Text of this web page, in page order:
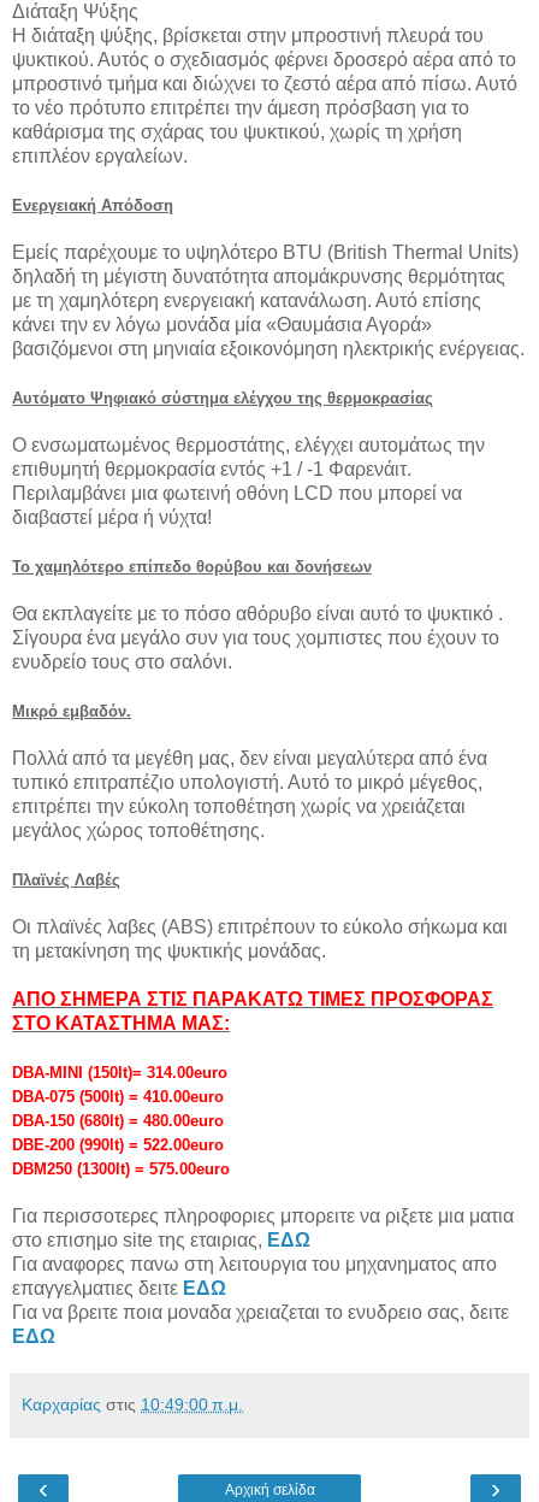
Διάταξη Ψύξης
Η διάταξη ψύξης, βρίσκεται στην μπροστινή πλευρά του
ψυκτικού. Αυτός ο σχεδιασμός φέρνει δροσερό αέρα από το
μπροστινό τμήμα και διώχνει το ζεστό αέρα από πίσω. Αυτό
το νέο πρότυπο επιτρέπει την άμεση πρόσβαση για το
καθάρισμα της σχάρας του ψυκτικού, χωρίς τη χρήση
επιπλέον εργαλείων.
Ενεργειακή Απόδοση
Εμείς παρέχουμε το υψηλότερο BTU (British Thermal Units)
δηλαδή τη μέγιστη δυνατότητα απομάκρυνσης θερμότητας
με τη χαμηλότερη ενεργειακή κατανάλωση. Αυτό επίσης
κάνει την εν λόγω μονάδα μία «Θαυμάσια Αγορά»
βασιζόμενοι στη μηνιαία εξοικονόμηση ηλεκτρικής ενέργειας.
Αυτόματο Ψηφιακό σύστημα ελέγχου της θερμοκρασίας
Ο ενσωματωμένος θερμοστάτης, ελέγχει αυτομάτως την
επιθυμητή θερμοκρασία εντός +1 / -1 Φαρενάιτ.
Περιλαμβάνει μια φωτεινή οθόνη LCD που μπορεί να
διαβαστεί μέρα ή νύχτα!
Το χαμηλότερο επίπεδο θορύβου και δονήσεων
Θα εκπλαγείτε με το πόσο αθόρυβο είναι αυτό το ψυκτικό .
Σίγουρα ένα μεγάλο συν για τους χομπιστες που έχουν το
ενυδρείο τους στο σαλόνι.
Μικρό εμβαδόν.
Πολλά από τα μεγέθη μας, δεν είναι μεγαλύτερα από ένα
τυπικό επιτραπέζιο υπολογιστή. Αυτό το μικρό μέγεθος,
επιτρέπει την εύκολη τοποθέτηση χωρίς να χρειάζεται
μεγάλος χώρος τοποθέτησης.
Πλαϊνές Λαβές
Οι πλαϊνές λαβες (ABS) επιτρέπουν το εύκολο σήκωμα και
τη μετακίνηση της ψυκτικής μονάδας.
ΑΠΟ ΣΗΜΕΡΑ ΣΤΙΣ ΠΑΡΑΚΑΤΩ ΤΙΜΕΣ ΠΡΟΣΦΟΡΑΣ
ΣΤΟ ΚΑΤΑΣΤΗΜΑ ΜΑΣ:
DBA-MINI (150lt)= 314.00euro
DBA-075 (500lt) = 410.00euro
DBA-150 (680lt) = 480.00euro
DBE-200 (990lt) = 522.00euro
DBM250 (1300lt) = 575.00euro
Για περισσοτερες πληροφοριες μπορειτε να ριξετε μια ματια
στο επισημο site της εταιριας, ΕΔΩ
Για αναφορες πανω στη λειτουργια του μηχανηματος απο
επαγγελματιες δειτε ΕΔΩ
Για να βρειτε ποια μοναδα χρειαζεται το ενυδρειο σας, δειτε
ΕΔΩ
Καρχαρίας στις 10:49:00 π.μ.
‹ ›
Αρχική σελίδα